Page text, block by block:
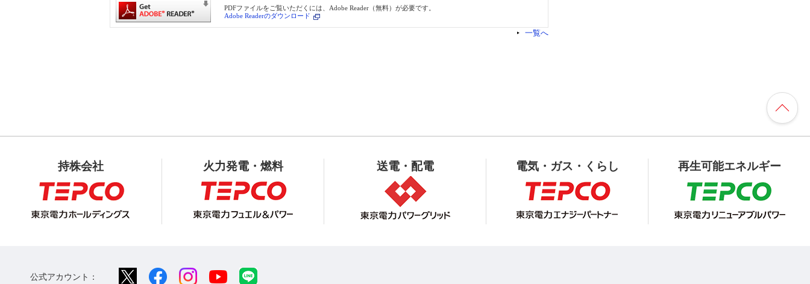
PDFファイルをご覧いただくには、Adobe Reader（無料）が必要です。
Adobe Readerのダウンロード
一覧へ
持株会社 火力発電・燃料 送電・配電 電気・ガス・くらし 再生可能エネルギー
公式アカウント：